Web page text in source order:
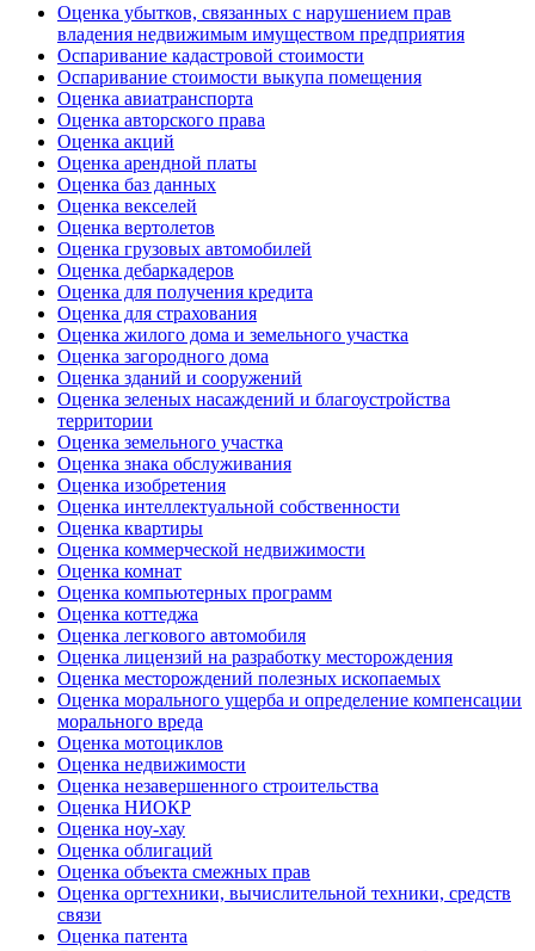
Оценка убытков, связанных с нарушением прав
владения недвижимым имуществом предприятия
Оспаривание кадастровой стоимости
Оспаривание стоимости выкупа помещения
Оценка авиатранспорта
Оценка авторского права
Оценка акций
Оценка арендной платы
Оценка баз данных
Оценка векселей
Оценка вертолетов
Оценка грузовых автомобилей
Оценка дебаркадеров
Оценка для получения кредита
Оценка для страхования
Оценка жилого дома и земельного участка
Оценка загородного дома
Оценка зданий и сооружений
Оценка зеленых насаждений и благоустройства
территории
Оценка земельного участка
Оценка знака обслуживания
Оценка изобретения
Оценка интеллектуальной собственности
Оценка квартиры
Оценка коммерческой недвижимости
Оценка комнат
Оценка компьютерных программ
Оценка коттеджа
Оценка легкового автомобиля
Оценка лицензий на разработку месторождения
Оценка месторождений полезных ископаемых
Оценка морального ущерба и определение компенсации
морального вреда
Оценка мотоциклов
Оценка недвижимости
Оценка незавершенного строительства
Оценка НИОКР
Оценка ноу-хау
Оценка облигаций
Оценка объекта смежных прав
Оценка оргтехники, вычислительной техники, средств
связи
Оценка патента